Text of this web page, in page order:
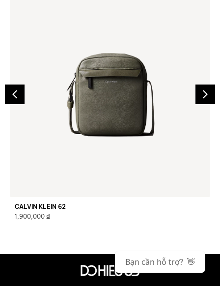
CALVIN KLEIN 62
1,900,000 ₫
Bạn cần hỗ trợ? 👋